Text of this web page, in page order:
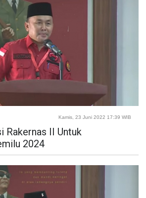
Kamis, 23 Juni 2022 17:39 WIB
Rakernas II Untuk
2024